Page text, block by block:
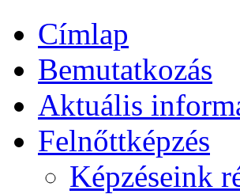
Címlap
Bemutatkozás
Aktuális
Felnőttképzés
Képzéseink